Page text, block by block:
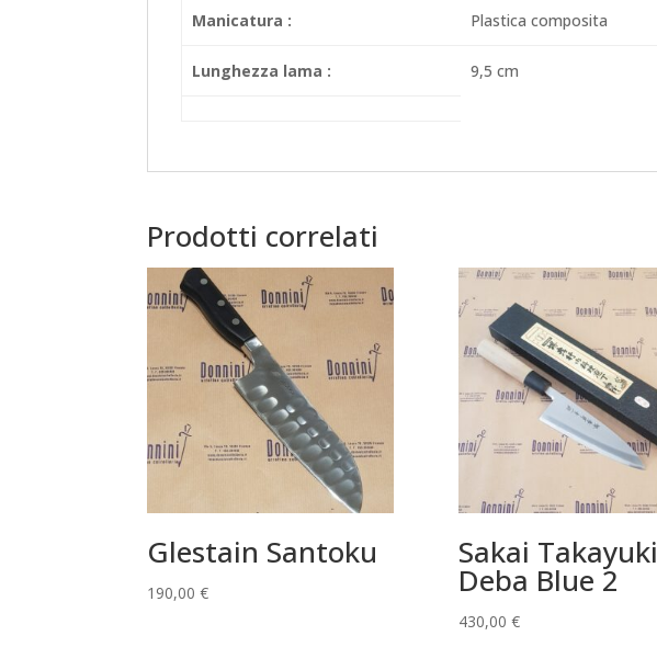
Manicatura : Plastica composita
Lunghezza lama : 9,5 cm
Prodotti correlati
Glestain Santoku
190,00€
Sakai Takayuki
Deba Blue 2
430,00 €